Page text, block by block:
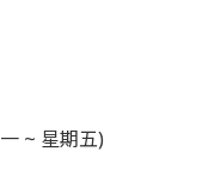
~ 星期五)